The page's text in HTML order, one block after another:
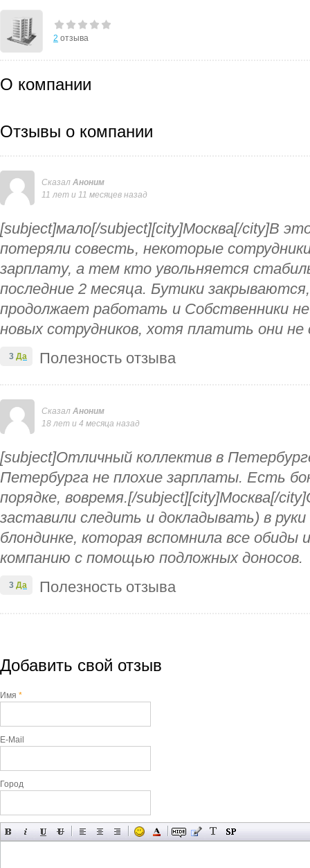
2 отзыва
О компании
Отзывы о компании
Сказал Аноним
11 лет и 11 месяцев назад
[subject]мало[/subject][city]Москва[/city]В
потеряли совесть, некоторые
зарплату, а тем кто увольняется
последние 2 месяца. Бутики
продолжает работать и Собственники
новых сотрудников, хотя платить они
Полезность отзыва
3 Да
Сказал Аноним
18 лет и 4 месяца назад
[subject]Отличный коллектив в
Петербурга не плохие зарплаты. Есть
порядке, вовремя.[/subject][city]Москва[/
заставили следить и докладывать) в
блондинке, которая вспомнила все обиды
компанию с помощью подложных доносов.
Полезность отзыва
3 Да
Добавить свой отзыв
Имя *
E-Mail
Город